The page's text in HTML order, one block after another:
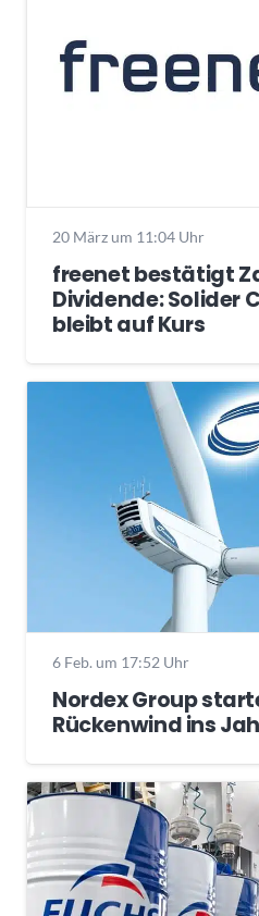
20 März um 11:04 Uhr
freenet bestätigt
Dividende: Solider
bleibt auf Kurs
6 Feb. um 17:52 Uhr
Nordex Group
Rückenwind ins